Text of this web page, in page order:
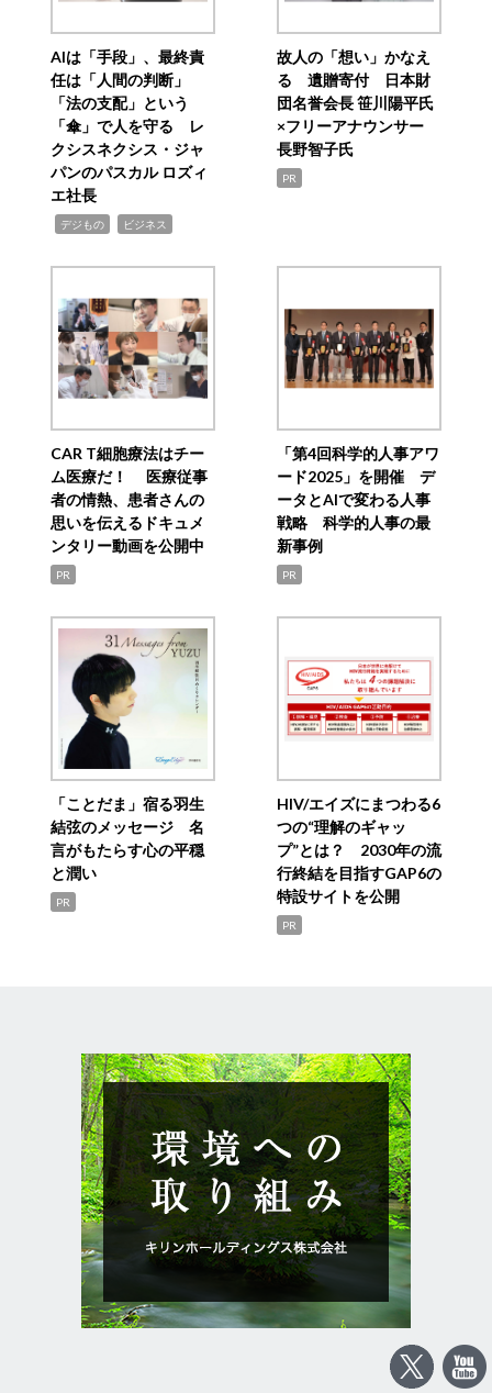
AIは「手段」、最終責
任は「人間の判断」
「法の支配」という
「傘」で人を守る レ
クシスネクシス・ジャ
パンのパスカル ロズィ
エ社長
デジもの ビジネス
故人の「想い」かなえ
る 遺贈寄付 日本財
団名誉会長 笹川陽平氏
×フリーアナウンサー
長野智子氏
PR
CAR T細胞療法はチー
ム医療だ！ 医療従事
者の情熱、患者さんの
思いを伝えるドキュメ
ンタリー動画を公開中
PR
「第4回科学的人事アワ
ード2025」を開催 デ
ータとAIで変わる人事
戦略 科学的人事の最
新事例
PR
「ことだま」宿る羽生
結弦のメッセージ 名
言がもたらす心の平穏
と潤い
PR
HIV/エイズにまつわる6
つの“理解のギャッ
プ”とは？ 2030年の流
行終結を目指すGAP6の
特設サイトを公開
PR